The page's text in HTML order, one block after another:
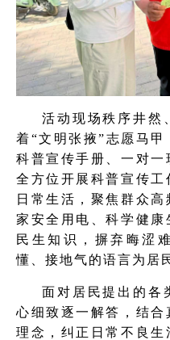
活动现场秩序井然
着“文明张掖”志愿马
科普宣传手册、一对一
全方位开展科普宣传
日常生活，聚焦群众
家安全用电、科学健康
民生知识，摒弃晦涩
懂、接地气的语言为居
面对居民提出的各
心细致逐一解答，结
理念，纠正日常不良